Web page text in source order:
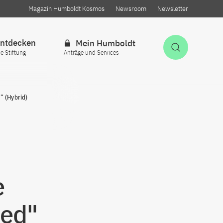
Magazin Humboldt Kosmos Newsroom Newsletter
Stiftung
Mein Humboldt
Anträge und Services
(Hybrid)